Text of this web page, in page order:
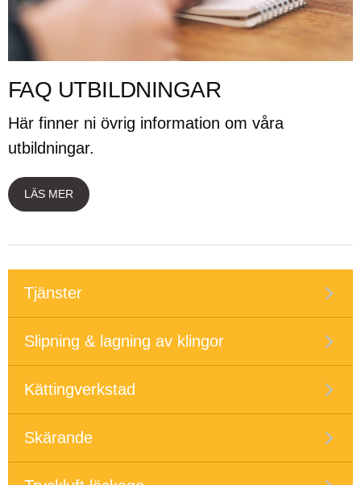
FAQ UTBILDNINGAR
Här finner ni övrig information om våra
utbildningar.
LÄS MER
Tjänster
Slipning & lagning av klingor
Kättingverkstad
Skärande